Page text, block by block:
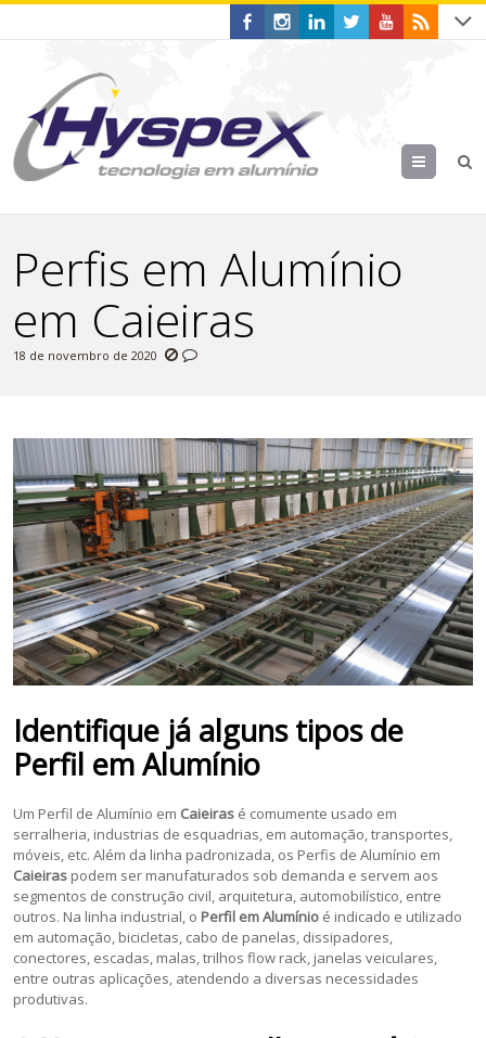
Menu
Perfis em Alumínio
em Caieiras
18 de novembro de 2020
Identifique já alguns tipos de
Perfil em Alumínio
Um Perfil de Alumínio em Caieiras é comumente usado em
serralheria, industrias de esquadrias, em automação, transportes,
móveis, etc. Além da linha padronizada, os Perfis de Alumínio em
Caieiras podem ser manufaturados sob demanda e servem aos
segmentos de construção civil, arquitetura, automobilístico, entre
outros. Na linha industrial, o Perfil em Alumínio é indicado e utilizado
em automação, bicicletas, cabo de panelas, dissipadores,
conectores, escadas, malas, trilhos flow rack, janelas veiculares,
entre outras aplicações, atendendo a diversas necessidades
produtivas.